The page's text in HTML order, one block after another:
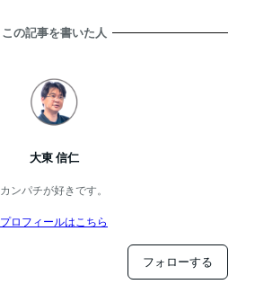
この記事を書いた人
大東 信仁
カンパチが好きです。
プロフィールはこちら
フォローする